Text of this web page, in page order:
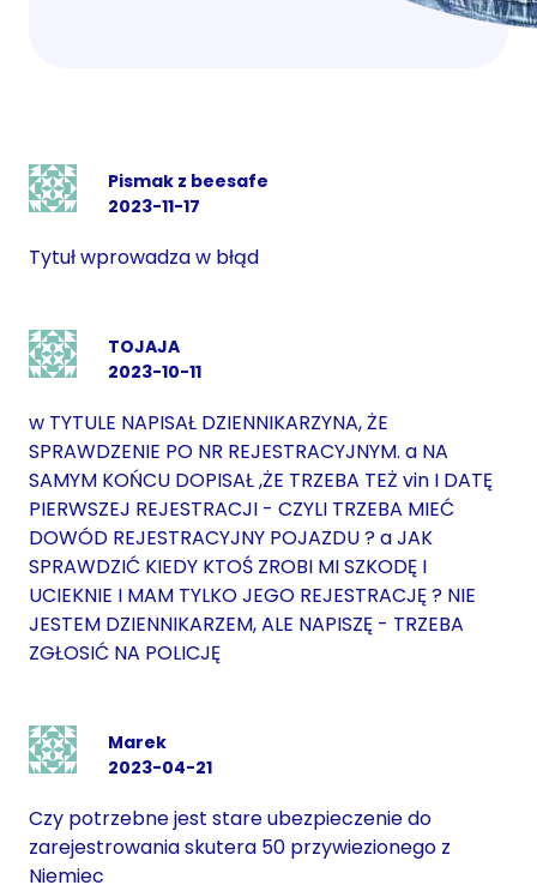
Pismak z beesafe
2023-11-17
Tytuł wprowadza w błąd
TOJAJA
2023-10-11
w TYTULE NAPISAŁ DZIENNIKARZYNA, ŻE
SPRAWDZENIE PO NR REJESTRACYJNYM. a NA
SAMYM KOŃCU DOPISAŁ ,ŻE TRZEBA TEŻ vin I DATĘ
PIERWSZEJ REJESTRACJI - CZYLI TRZEBA MIEĆ
DOWÓD REJESTRACYJNY POJAZDU ? a JAK
SPRAWDZIĆ KIEDY KTOŚ ZROBI MI SZKODĘ I
UCIEKNIE I MAM TYLKO JEGO REJESTRACJĘ ? NIE
JESTEM DZIENNIKARZEM, ALE NAPISZĘ - TRZEBA
ZGŁOSIĆ NA POLICJĘ
Marek
2023-04-21
Czy potrzebne jest stare ubezpieczenie do
zarejestrowania skutera 50 przywiezionego z
Niemiec